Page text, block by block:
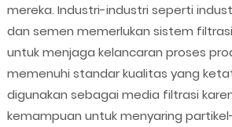
mereka. Industri-industri seperti
dan semen memerlukan sistem
untuk menjaga kelancaran proses
memenuhi standar kualitas yang
digunakan sebagai media filtrasi
kemampuan untuk menyaring